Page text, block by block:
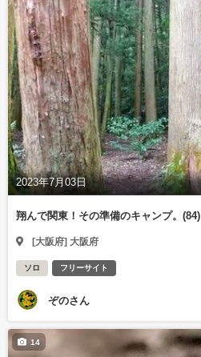
2023年7月03日
翔んで関東！その準備のキャンプ。(84)
[大阪府] 大阪府
ソロ フリーサイト
ぞのさん
14